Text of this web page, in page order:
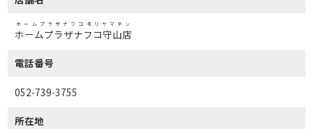
ホームプラザナフコ守山店
ホームプラザナフコモリヤマテン
電話番号
052-739-3755
所在地